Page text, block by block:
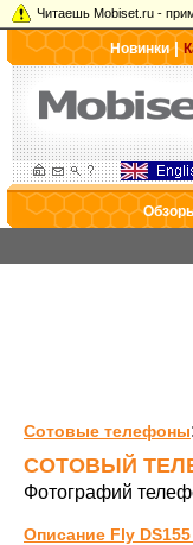
Читаешь Mobiset.ru -
Новинки|
Сотовые телефоны:
СОТОВЫЙ
Фотографий
Описание Fly DS155